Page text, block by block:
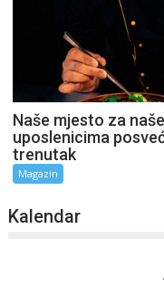
Naše mjesto za
uposlenicima
trenutak
Magazin
Kalendar